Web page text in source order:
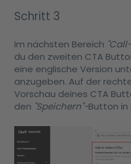
Schritt 3
Im nächsten Bereich
du den zweiten CTA
eine englische Version
anzugeben. Auf der
Vorschau deines CTA
den "Speichern"-Button in